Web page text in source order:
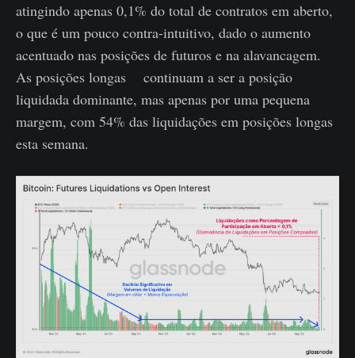
atingindo apenas 0,1% do total de contratos em aberto,
o que é um pouco contra-intuitivo, dado o aumento
acentuado nas posições de futuros e na alavancagem.
As posições longas continuam a ser a posição
liquidada dominante, mas apenas por uma pequena
margem, com 54% das liquidações em posições longas
esta semana.